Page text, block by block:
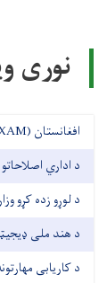
نوری
افغانستان (SWAXAM) پورتال
د اداري
د لوړو زده کړو
د هند ملی
د کاریابی